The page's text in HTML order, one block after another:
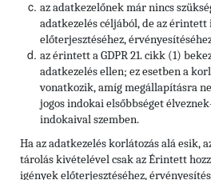
az adatkezelőnek már nincs
adatkezelés céljából, de az
előterjesztéséhez,
az érintett a GDPR 21. cikk (1)
adatkezelés ellen; ez esetben a
vonatkozik, amíg megállapításra
jogos indokai elsőbbséget
indokaival szemben.
Ha az adatkezelés korlátozás alá esik,
tárolás kivételével csak az Érintett
igények előterjesztéséhez,